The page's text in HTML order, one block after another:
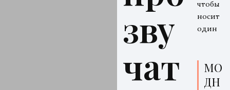
зву
чат
чтобы
носить
один
МО
ДН